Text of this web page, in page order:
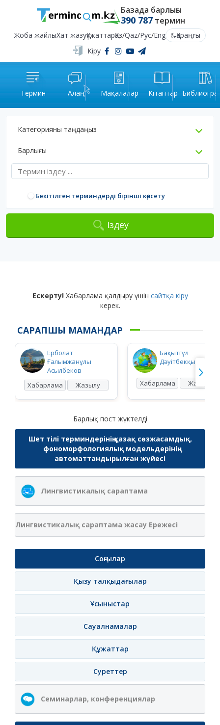
Базада барлығы
390 787термин
Жоба жайлыХат жазуҚұжаттарҚаз/Qaz/Рус/Eng
Қараңғы
Кіру
Термин Алаң Мақалалар Кітаптар
Категорияны таңдаңыз
Барлығы
Бекітілген терминдерді бірінші көрсету
Іздеу
Ескерту!Хабарлама қалдыру үшін сайтқа кіру
керек.
САРАПШЫ МАМАНДАР
Ерболат
Ғалымжанұлы
Асылбеков
Хабарлама
Жазылу
Бақытгүл
Дәуітбекқызы
Хабарлама Жазылу
Барлық пост жүктелді
Шет тілі терминдерінің қазақ сөзжасамдық,
фономорфологиялық модельдерінің
автоматтандырылған жүйесі
Лингвистикалық сараптама
Лингвистикалық сараптама жасау Ережесі
Соңғылар
Қызу талқыдағылар
Ұсыныстар
Сауалнамалар
Құжаттар
Суреттер
Семинарлар, конференциялар